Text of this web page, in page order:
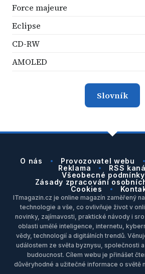
Force majeure
Eclipse
CD-RW
AMOLED
Slovník
O nás Provozovatel webu
Reklama
RSS
Všeobecné podmínky
Zásady zpracování
Cookies
ITmagazin.cz je online magazín zaměřený
technologie a vše, co ovlivňuje život v
novinky, zajímavosti, praktické návody i
oblasti umělé inteligence, internetu,
vědy, technologií a digitálních trendů.
událostem ze světa byznysu, společnosti
budoucnost. Cílem webu je přinášet
důvěryhodné a užitečné informace o světě